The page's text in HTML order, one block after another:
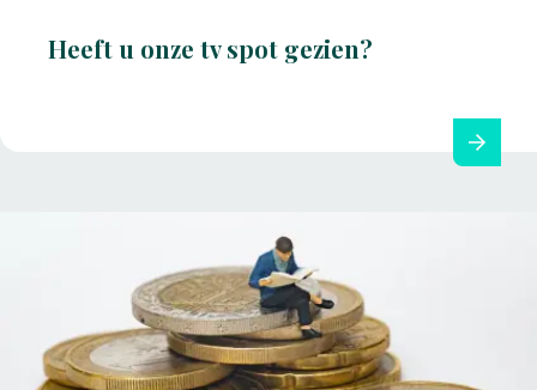
Heeft u onze tv spot gezien?